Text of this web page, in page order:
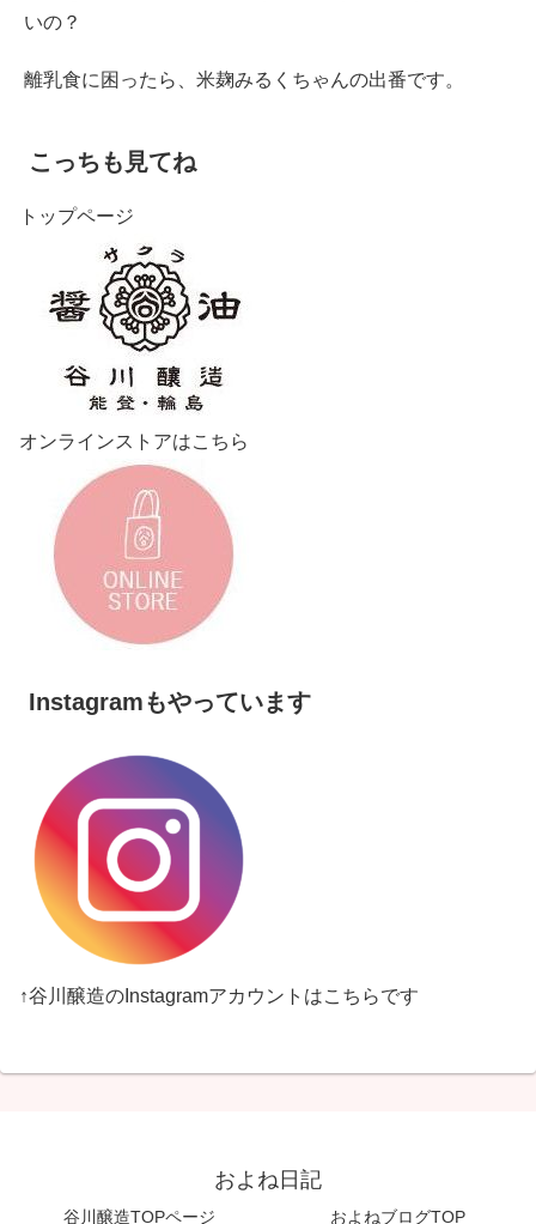
いの？
離乳食に困ったら、米麹みるくちゃんの出番です。
こっちも見てね
トップページ
オンラインストアはこちら
Instagramもやっています
↑谷川醸造のInstagramアカウントはこちらです
およね日記
谷川醸造TOPページ およねブログTOP